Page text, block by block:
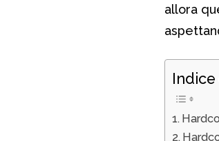
allora